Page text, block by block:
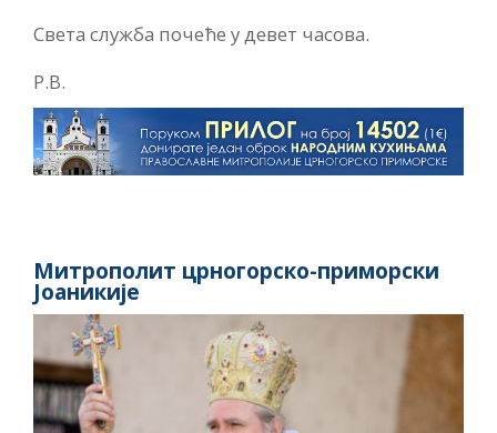
Света служба почеће у девет часова.
Р.В.
Митрополит црногорско-приморски
Јоаникије